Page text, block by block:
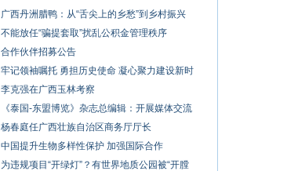
广西丹洲腊鸭：从“舌尖上的乡愁”到乡村振兴
的“利器”
不能放任“骗提套取”扰乱公积金管理秩序
合作伙伴招募公告
牢记领袖嘱托 勇担历史使命 凝心聚力建设新时
代中国特色社会主义壮美广西
李克强在广西玉林考察
《泰国-东盟博览》杂志总编辑：开展媒体交流
讲好中国与东盟合作故事
杨春庭任广西壮族自治区商务厅厅长
中国提升生物多样性保护 加强国际合作
为违规项目“开绿灯”？有世界地质公园被“开膛